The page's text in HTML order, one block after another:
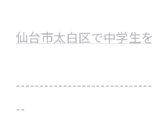
仙台市太白区で中学生
--